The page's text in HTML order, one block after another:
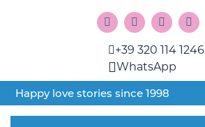
+39 320 114 1246
WhatsApp
Happy love stories since 1998